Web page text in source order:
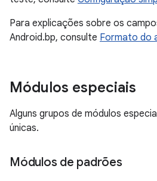
Para explicações sobre os
Android.bp, consulte Formato do
Módulos especiais
Alguns grupos de módulos
únicas.
Módulos de padrões